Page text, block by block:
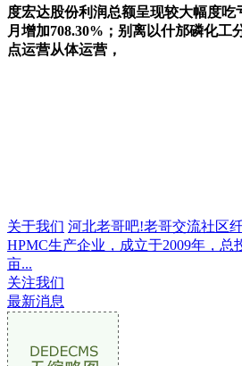
度宏达股份利润总额呈现较大幅度吃
月增加708.30%；别离以什邡磷化工
点运营从体运营，
关于我们 河北老哥吧!老哥交流社区
HPMC生产企业，成立于2009年，总
亩...
关注我们
最新消息